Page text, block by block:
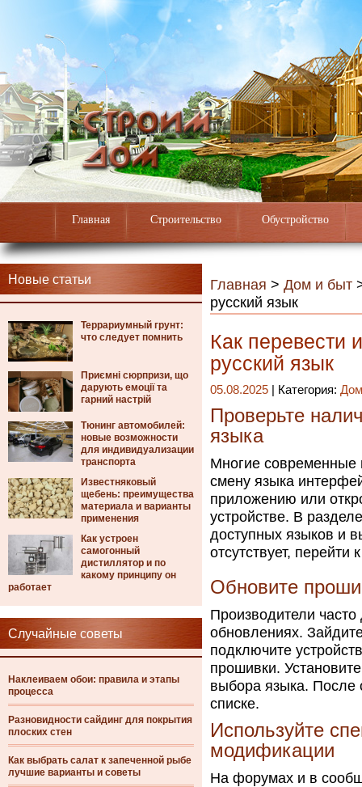
Главная Строительство Обустройство
Новые статьи
Террариумный грунт:
что следует помнить
Приємні сюрпризи, що
дарують емоції та
гарний настрій
Тюнинг автомобилей:
новые возможности
для индивидуализации
транспорта
Известняковый
щебень: преимущества
материала и варианты
применения
Как устроен
самогонный
дистиллятор и по
какому принципу он
работает
Случайные советы
Наклеиваем обои: правила и этапы
процесса
Разновидности сайдинг для покрытия
плоских стен
Как выбрать салат к запеченной рыбе
лучшие варианты и советы
Главная > Дом и быт
русский язык
Как перевести
русский язык
05.08.2025 | Категория:
Проверьте
языка
Многие
смену языка
приложению или
устройстве. В
доступных языков и
отсутствует,
Обновите
Производители
обновлениях.
подключите
прошивки.
выбора языка. После
списке.
Используйте
модификации
На форумах и в